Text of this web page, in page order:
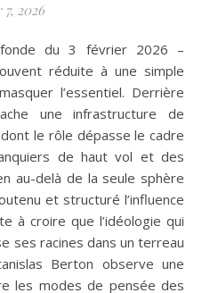
2026
réduite à une simple
l’essentiel. Derrière
une infrastructure de
le rôle dépasse le cadre
de haut vol et des
au-delà de la seule sphère
et structuré l’influence
à croire que l’idéologie qui
ses racines dans un terreau
Berton observe une
les modes de pensée des